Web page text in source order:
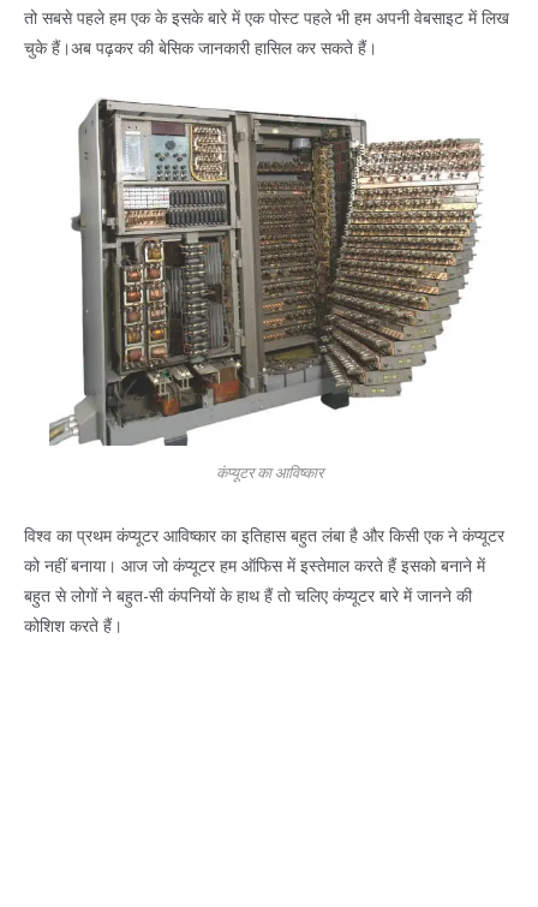
तो सबसे पहले हम एक के इसके बारे में एक पोस्ट पहले भी हम अपनी वेबसाइट में लिख
चुके हैं।अब पढ़कर की बेसिक जानकारी हासिल कर सकते हैं।
कंप्यूटर का आविष्कार
विश्व का प्रथम कंप्यूटर आविष्कार का इतिहास बहुत लंबा है और किसी एक ने कंप्यूटर
को नहीं बनाया। आज जो कंप्यूटर हम ऑफिस में इस्तेमाल करते हैं इसको बनाने में
बहुत से लोगों ने बहुत-सी कंपनियों के हाथ हैं तो चलिए कंप्यूटर बारे में जानने की
कोशिश करते हैं।